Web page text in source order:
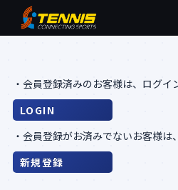
・会員登録済みのお客様は、ログイ
・会員登録がお済みでないお客様は